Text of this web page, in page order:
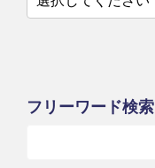
フリーワード検索